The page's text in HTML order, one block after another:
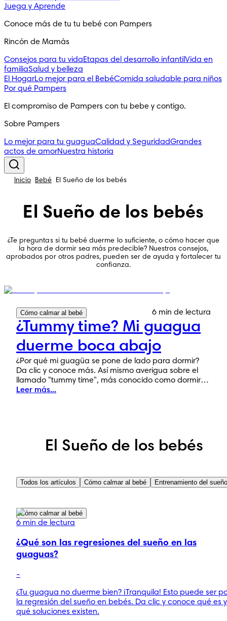
Juega y Aprende
Conoce más de tu tu bebé con Pampers
Rincón de Mamás
Consejos para tu vidaEtapas del desarrollo infantilVida en
familiaSalud y belleza
El HogarLo mejor para el BebéComida saludable para niños
Por qué Pampers
El compromiso de Pampers con tu bebe y contigo.
Sobre Pampers
Lo mejor para tu guaguaCalidad y SeguridadGrandes
actos de amorNuestra historia
Inicio Bebé El Sueño de los bebés
El Sueño de los bebés
¿Te preguntas si tu bebé duerme lo suficiente, o cómo hacer que
la hora de dormir sea más predecible? Nuestros consejos,
aprobados por otros padres, pueden ser de ayuda y fortalecer tu
confianza.
Cómo calmar al bebé 6 min de lectura
¿Tummy time? Mi guagua
duerme boca abajo
¿Por qué mi guagüa se pone de lado para dormir?
Da clic y conoce más. Así mismo averigua sobre el
llamado "tummy time", más conocido como dormir
boca abajo.
Leer más...
El Sueño de los bebés
Todos los artículos Cómo calmar al bebé Entrenamiento del sueño
Cómo calmar al bebé
6 min de lectura
¿Qué son las regresiones del sueño en las
guaguas?
-
¿Tu guagua no duerme bien? ¡Tranquila! Esto puede ser
la regresión del sueño en bebés. Da clic y conoce qué es y
qué soluciones existen.